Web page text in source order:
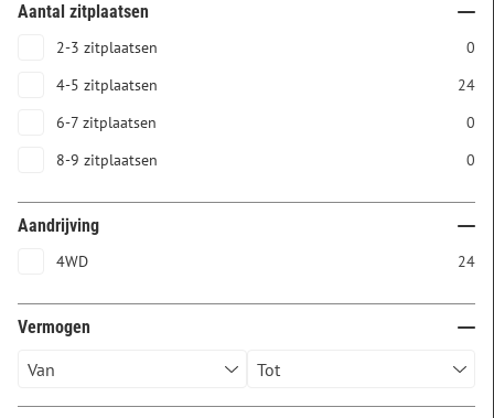
Aantal zitplaatsen
2-3 zitplaatsen
0
4-5 zitplaatsen
24
6-7 zitplaatsen
0
8-9 zitplaatsen
0
Aandrijving
4WD 24
Vermogen